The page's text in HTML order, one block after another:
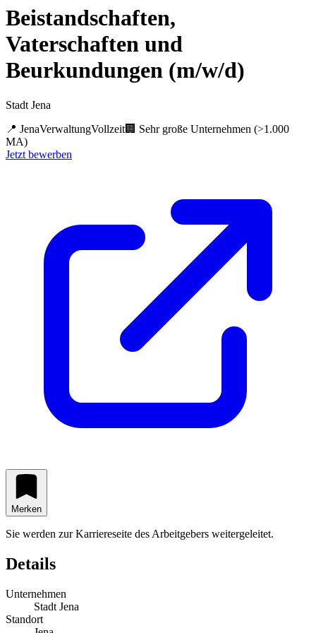
Beistandschaften,
Vaterschaften und
Beurkundungen (m/w/d)
Stadt Jena
📍 JenaVerwaltungVollzeit🏢 Sehr große Unternehmen (>1.000
MA)
Jetzt bewerben
Merken
Sie werden zur Karriereseite des Arbeitgebers weitergeleitet.
Details
Unternehmen
Stadt Jena
Standort